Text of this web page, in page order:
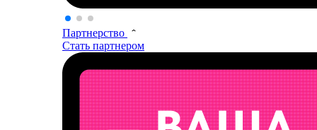
Партнерство
Стать партнером